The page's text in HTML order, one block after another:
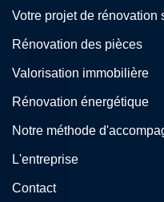
Votre projet de rénovation
Rénovation des pièces
Valorisation immobilière
Rénovation énergétique
Notre méthode
L'entreprise
Contact